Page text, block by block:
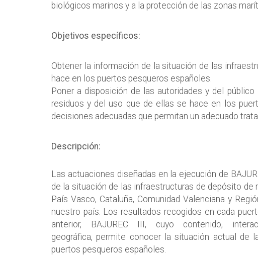
biológicos marinos y a la protección de las zonas
Objetivos específicos:
Obtener la información de la situación de las
hace en los puertos pesqueros españoles.
Poner a disposición de las autoridades y del
residuos y del uso que de ellas se hace en los
decisiones adecuadas que permitan un adecuado
Descripción:
Las actuaciones diseñadas en la ejecución de
de la situación de las infraestructuras de depósito de
País Vasco, Cataluña, Comunidad Valenciana y
nuestro país. Los resultados recogidos en cada
anterior, BAJUREC III, cuyo contenido,
geográfica, permite conocer la situación actual de
puertos pesqueros españoles.